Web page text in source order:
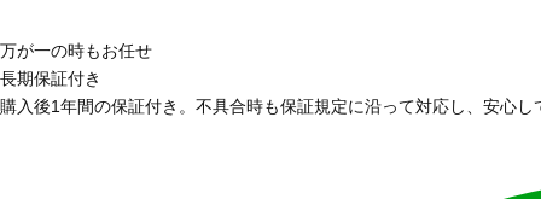
万が一の時もお任せ
長期保証付き
購入後1年間の保証付き。不具合時も保証規定に沿って対応し、安心